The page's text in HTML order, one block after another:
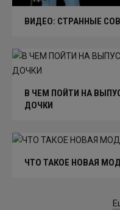
ВИДЕО: СТРАННЫЕ
В ЧЕМ ПОЙТИ НА
ДОЧКИ
ЧТО ТАКОЕ НОВАЯ